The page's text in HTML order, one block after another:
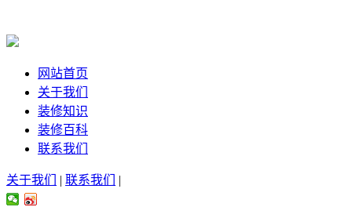
网站首页
关于我们
装修知识
装修百科
联系我们
关于我们 | 联系我们 |